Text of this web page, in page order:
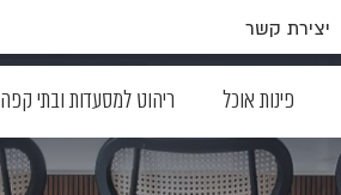
יצירת קשר
פינות אוכל ריהוט למסעדות ובתי קפה